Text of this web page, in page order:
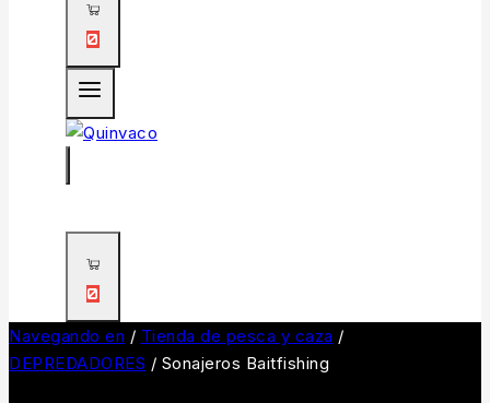
0
0
Navegando en / Tienda de pesca y caza /
DEPREDADORES / Sonajeros Baitfishing